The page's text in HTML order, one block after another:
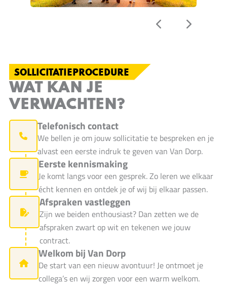
SOLLICITATIEPROCEDURE
WAT KAN JE
VERWACHTEN?
Telefonisch contact
We bellen je om jouw sollicitatie te bespreken en je
alvast een eerste indruk te geven van Van Dorp.
Eerste kennismaking
Je komt langs voor een gesprek. Zo leren we elkaar
écht kennen en ontdek je of wij bij elkaar passen.
Afspraken vastleggen
Zijn we beiden enthousiast? Dan zetten we de
afspraken zwart op wit en tekenen we jouw
contract.
Welkom bij Van Dorp
De start van een nieuw avontuur! Je ontmoet je
collega’s en wij zorgen voor een warm welkom.